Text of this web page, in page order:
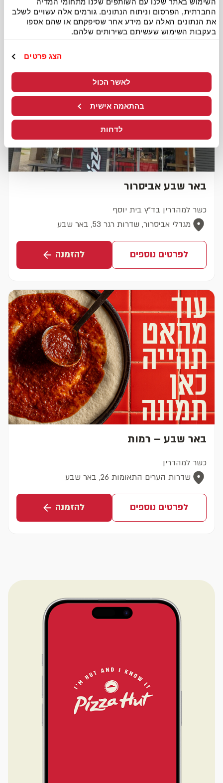
החברתית, הפרסום וניתוח הנתונים. גורמים אלה עשויים לשלב
את הנתונים האלה עם מידע אחר שסיפקתם או שהם אספו
בעקבות השימוש שעשיתם בשירותים שלהם.
הצג פרטים
לאשר הכול
בהתאמה אישית
לדחות
סניפים באיזור
באר שבע אביסרור
כשר למהדרין בד"ץ בית יוסף
מגדלי אביסרור, שדרות רגר 53, באר שבע
לפרטים נוספים להזמנה
באר שבע – רמות
כשר למהדרין
שדרות הערים התאומות 26, באר שבע
לפרטים נוספים להזמנה